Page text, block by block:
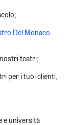
Del Monaco
teatri;
per i tuoi clienti,
e università